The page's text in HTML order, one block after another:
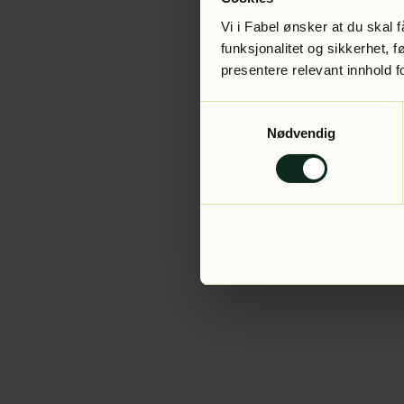
Vi i Fabel ønsker at du skal
funksjonalitet og sikkerhet,
presentere relevant innhold
Nødvendig
Application